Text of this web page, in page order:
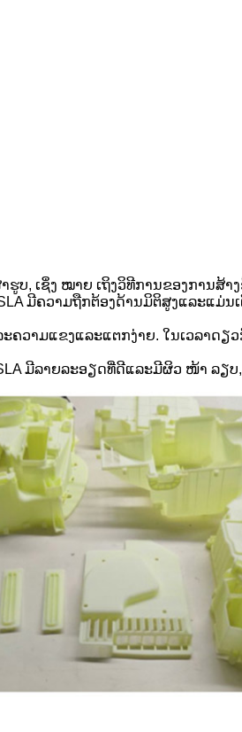
ບ, ເຊິ່ງ ໝາຍ ເຖິງວິທີການຂອງການ
ມີຄວາມຖືກຕ້ອງດ້ານມິຕິສູງແລະແມ່ນ
ຄວາມແຂງແລະແຕກງ່າຍ. ໃນເວລາ
ມີລາຍລະອຽດທີ່ດີແລະມີຜິວ ໜ້າ ລຽ